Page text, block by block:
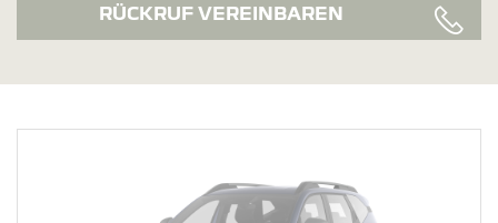
RÜCKRUF VEREINBAREN